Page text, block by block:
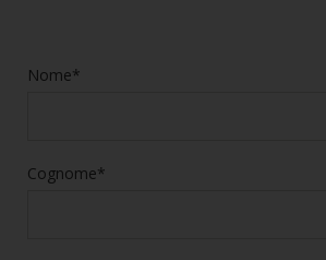
Nome*
Cognome*